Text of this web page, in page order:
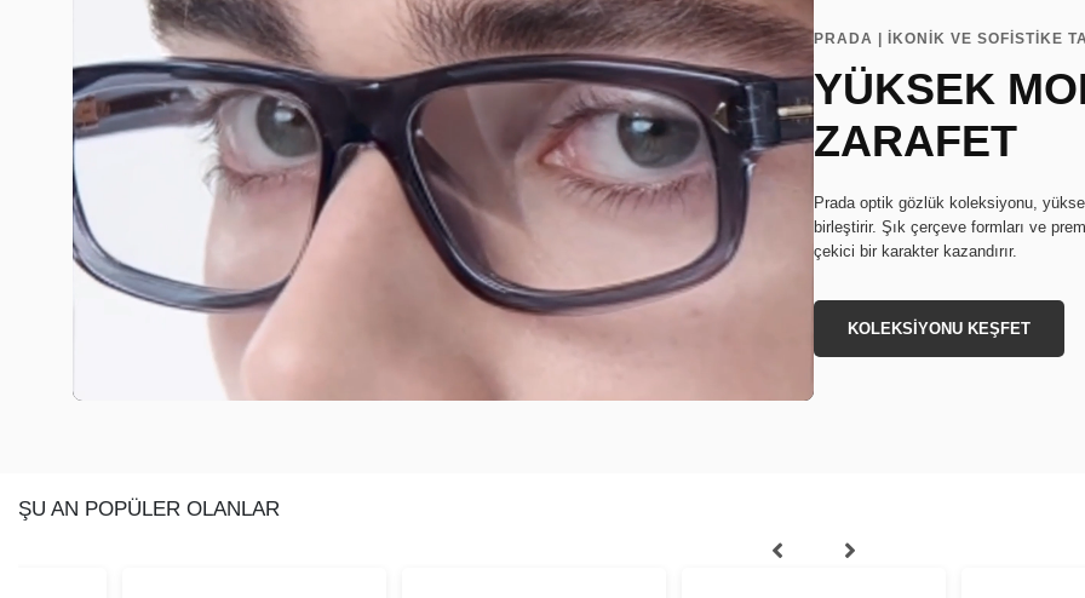
PRADA | İKONİK VE SOFİSTİKE
YÜKSEK
ZARAFET
Prada optik gözlük koleksiyonu,
birleştirir. Şık çerçeve formları ve
çekici bir karakter kazandırır.
KOLEKSİYONU KEŞFET
ŞU AN POPÜLER OLANLAR